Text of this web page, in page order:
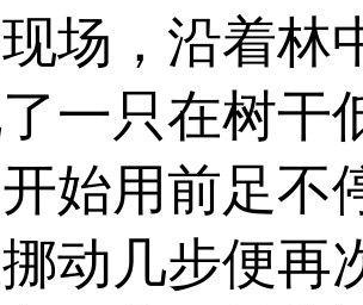
场，沿着林
一只在树干
始用前足不
动几步便再